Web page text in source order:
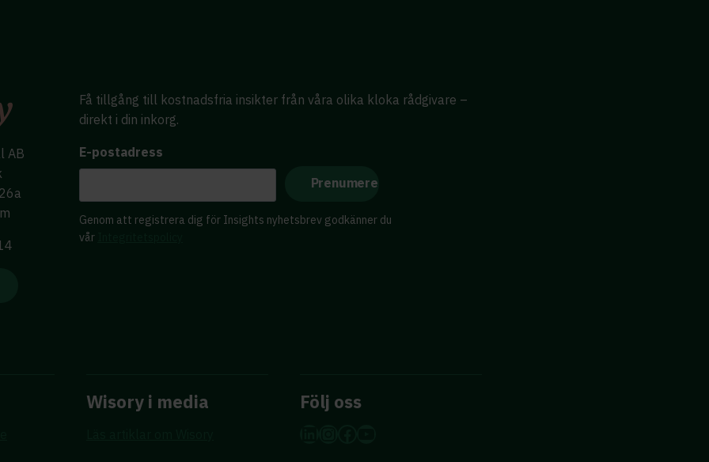
AB
Få tillgång till kostnadsfria insikter från våra olika kloka rådgivare –
direkt i din inkorg.
E-postadress
Genom att registrera dig för Insights nyhetsbrev godkänner du
vår
Wisory i media Följ oss